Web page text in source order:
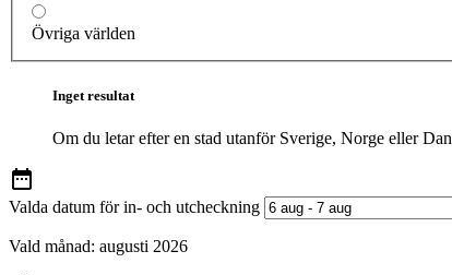
Övriga världen
Inget resultat
Om du letar efter en stad utanför Sverige, Norge eller
Valda datum för in- och utcheckning
Vald månad: augusti 2026